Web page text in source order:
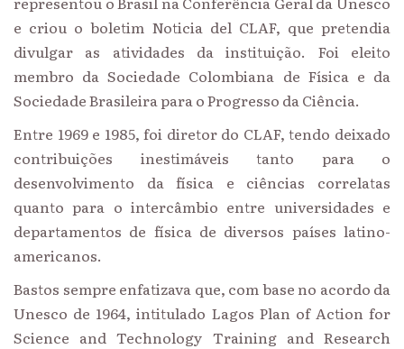
e criou o boletim Noticia del CLAF, que pretendia
divulgar as atividades da instituição. Foi eleito
membro da Sociedade Colombiana de Física e da
Sociedade Brasileira para o Progresso da Ciência.
Entre 1969 e 1985, foi diretor do CLAF, tendo deixado
contribuições inestimáveis tanto para o
desenvolvimento da física e ciências correlatas
quanto para o intercâmbio entre universidades e
departamentos de física de diversos países latino-
americanos.
Bastos sempre enfatizava que, com base no acordo da
Unesco de 1964, intitulado Lagos Plan of Action for
Science and Technology Training and Research